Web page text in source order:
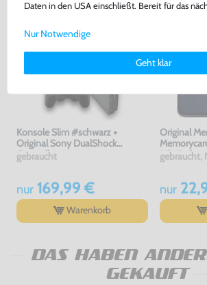
Konsole Slim #schwarz +
Original Sony DualShock
Controller
gebraucht
nur169,99 €
Warenkorb
Original
MB
gebraucht,
nur
DAS HABEN
GEKAUFT
Daten in den USA einschließt. Bereit für das
Weitere Informationen zu den von uns
Deinen Rechten als Nutzer findest Du in
Impressum.
Geht klar
Nur Notwendige